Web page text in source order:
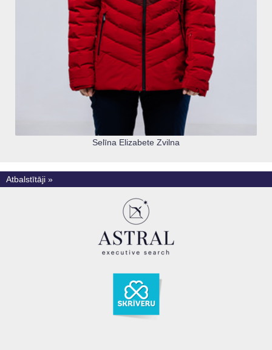
Selīna Elizabete Zvilna
Atbalstītāji »